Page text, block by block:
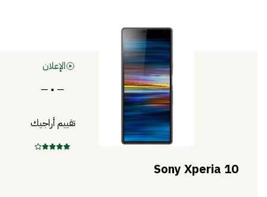
الإعلان
— • —
تقييم أراجيك
Sony Xperia 10